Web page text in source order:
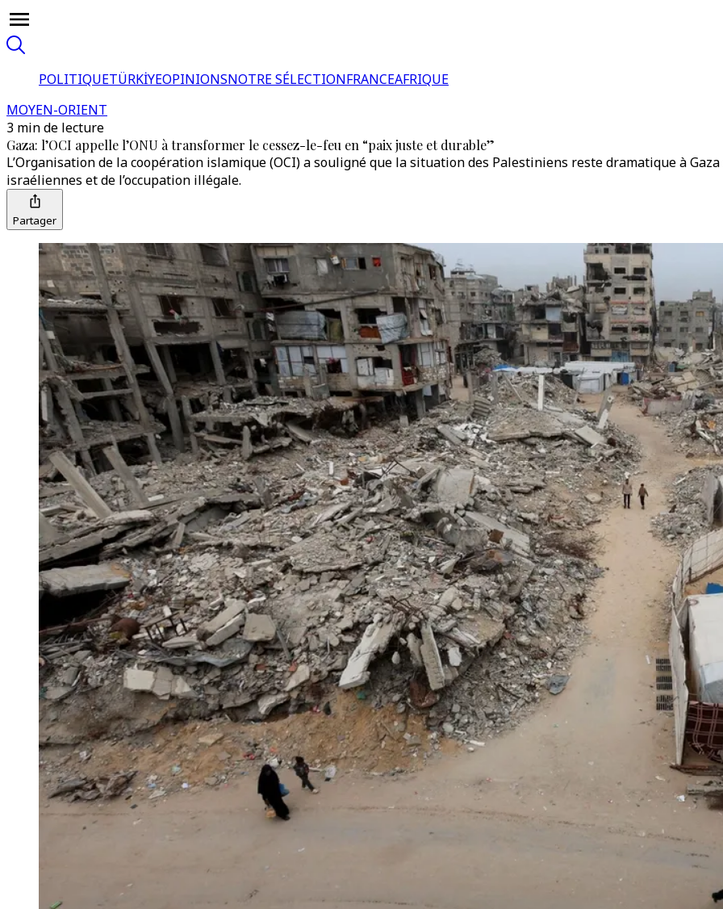
POLITIQUETÜRKİYEOPINIONSNOTRE SÉLECTIONFRANCEAFRIQUE
MOYEN-ORIENT
3 min de lecture
Gaza: l’OCI appelle l’ONU à transformer le cessez-le-feu en “paix juste et durable”
L’Organisation de la coopération islamique (OCI) a souligné que la situation des Palestiniens reste dramatique à
israéliennes et de l’occupation illégale.
Partager